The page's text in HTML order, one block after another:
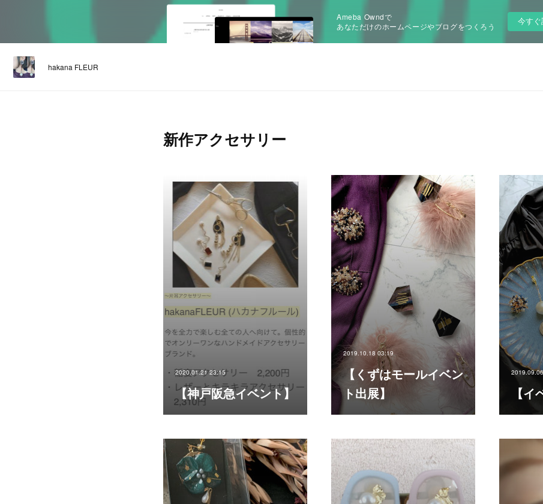
Ameba Owndで
あなただけのホームページやブログをつくろう
今すぐ
hakana FLEUR
新作アクセサリー
2020.01.21 23:15
【神戸阪急イベント】
2019.10.18 03:19
【くずはモールイベン
ト出展】
【